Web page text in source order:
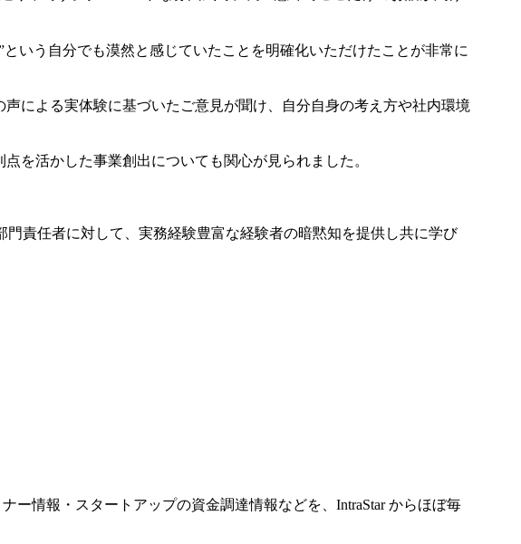
いう自分でも漠然と感じていたことを明確化いただけたことが非常に
による実体験に基づいたご意見が聞け、自分自身の考え方や社内環境
を活かした事業創出についても関心が見られました。
責任者に対して、実務経験豊富な経験者の暗黙知を提供し共に学び
ー情報・スタートアップの資金調達情報などを、IntraStar からほぼ毎